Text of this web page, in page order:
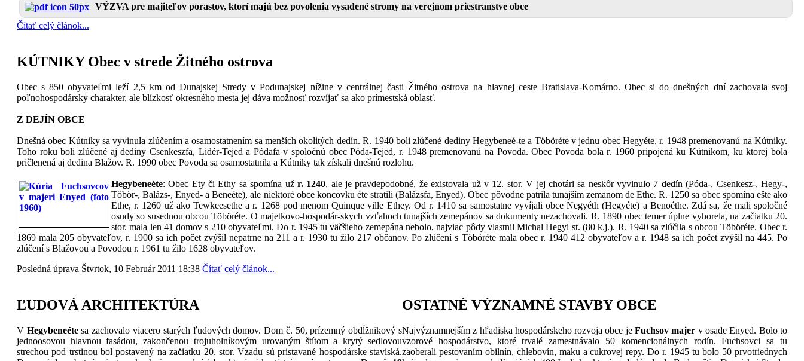
VÝZVA pre majiteľov porastov, ktorí majú bez povolenia vysadené stromy na verejnom priestranstve obce
Čítať celý článok...
KÚTNIKY Obec v strede Žitného ostrova
Obec s 850 obyvateľmi leží 2,5 km od Dunajskej Stredy v Podunajskej nížine v centrálnej časti Žitného ostrova na hlavnej ceste Bratislava-Komárno. Obec si do dnešných dní zachovala svoj
poľnohospodársky charakter, ale blízkosť okresného mesta jej dáva možnosť rozvíjať sa ako prímestská oblasť.
Z DEJÍN OBCE
Dnešná obec Kútniky sa vyvinula zlúčením a osamostatnením sa menších okolitých dedín. R. 1940 boli zlúčené dediny Hegybeneé-te a Töböréte v jednu obec Hegyéte, r. 1948 premenovanú na Kútniky.
Toho roku boli zlúčené aj dediny Csenkeszfa, Lidér-Tejed a Pódafa v spoločnú obec Póda-Tejed, r. 1948 premenovanú na Povoda. Obec Povoda bola r. 1960 pripojená ku Kútnikom, ku ktorej bola
pričlenená aj dedina Blažov. R. 1990 obec Povoda sa osamostatnila a Kútniky tak získali dnešnú rozlohu.
Hegybeneéte: Obec Ety či Ethy sa spomína už r. 1240, ale je pravdepodobné, že existovala už v 12. stor. V jej chotári sa neskôr vyvinulo 7 dedín (Póda-, Csenkesz-, Hegy-,
Töbör-, Balázs-, Enyed- a Beneéte), ale niektoré obce koncovku éte stratili (Balázsfa, Enyed). Obec pôvodne patrila tunajším zemanom de Ethe. R. 1250 sa obec spomína ešte ako
Ethe, r. 1260 už ako Tewkeesethe a r. 1268 pod menom Quinque ville Ethey. Od r. 1410 sa samostatne vyvíjali obce Negyéth (Hegyéte) a Benoéthe. Zdá sa, že mali spoločné
osudy so susednou obcou Töböréte. O majetkovo-hospodár-skych vzťahoch tunajších zemepánov sa dokumenty nezachovali. R. 1890 obec temer úplne vyhorela, na začiatku 20.
stor. mala len 41 domov s 210 obyvateľmi. Do r. 1945 tu väčšieho zemepána nebolo, najviac pôdy vlastnil Michal Hegyi st. (80 k.j.). R. 1940 sa zlúčila s obcou Töböréte. Obec r.
1869 mala 205 obyvateľov, r. 1900 sa ich počet zvýšil nepatrne na 211 a r. 1930 tu žilo 217 občanov. Po zlúčení s Töböréte mala obec r. 1940 412 obyvateľov a r. 1948 sa ich počet zvýšil na 445. Po
zlúčení s Blažovou a Povodou r. 1961 tu žilo 1628 obyvateľov.
Posledná úprava Štvrtok, 10 Február 2011 18:38 Čítať celý článok...
ĽUDOVÁ ARCHITEKTÚRA
V Hegybeneétesa zachovalo viacero starých ľudových domov. Dom č. 50, prízemný obdĺžnikový s
jednoosovou hlavnou fasádou, zakončenou trojuholníkovým urovaným štítom a krytý sedlovou
strechou pod trstinou bol postavený na začiatku 20. stor. Vzadu sú pristavané hospodárske staviská.
OSTATNÉ VÝZNAMNÉ STAVBY OBCE
Najvýznamnejším z hľadiska hospodárskeho rozvoja obce jeFuchsov majer v osade Enyed. Bolo to
vzorové hospodárstvo, ktoré trvalé zamestnávalo 50 komencionálnych rodín. Fuchsovci sa tu
zaoberali pestovaním obilnín, chlebovín, maku a cukrovej repy. Do r. 1945 tu bolo 50 prvotriednych